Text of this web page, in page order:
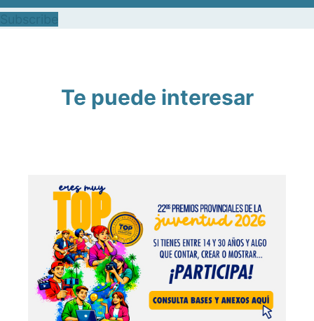
Te puede interesar